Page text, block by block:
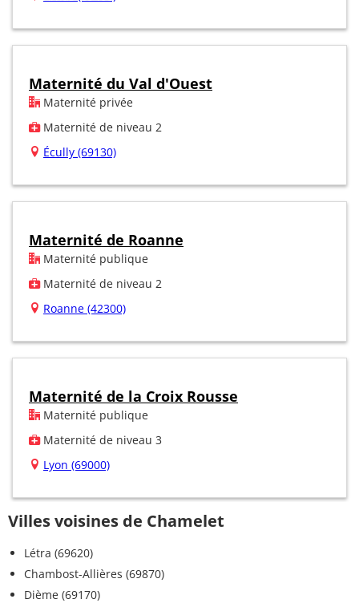
Maternité du Val d'Ouest
Maternité privée
Maternité de niveau 2
Écully (69130)
Maternité de Roanne
Maternité publique
Maternité de niveau 2
Roanne (42300)
Maternité de la Croix Rousse
Maternité publique
Maternité de niveau 3
Lyon (69000)
Villes voisines de Chamelet
Létra (69620)
Chambost-Allières (69870)
Dième (69170)